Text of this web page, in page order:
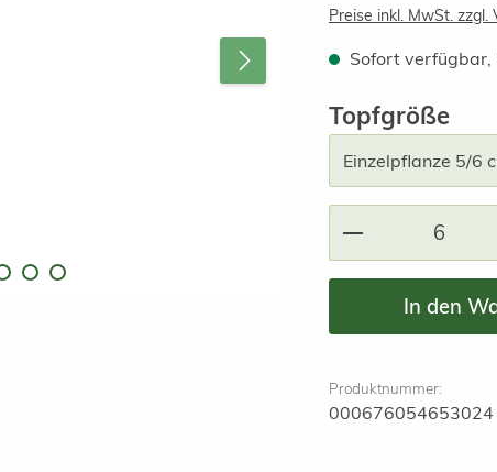
Preise inkl. MwSt. zzgl.
Sofort
Topfgröße
Produkt
In den
Produktnummer:
000676054653024